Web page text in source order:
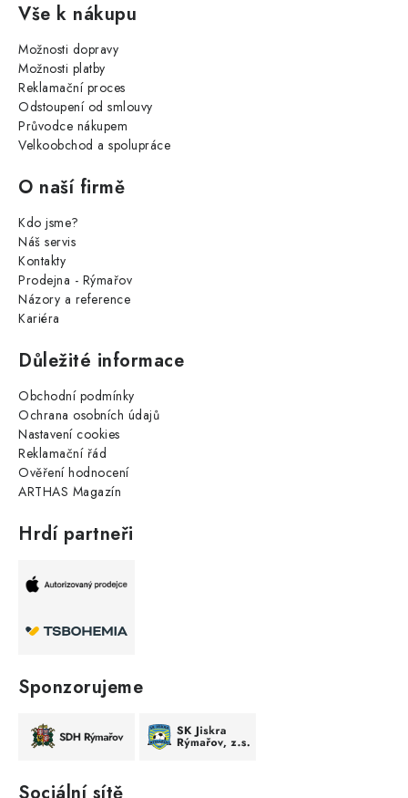
Vše k nákupu
Možnosti dopravy
Možnosti platby
Reklamační proces
Odstoupení od smlouvy
Průvodce nákupem
Velkoobchod a spolupráce
O naší firmě
Kdo jsme?
Náš servis
Kontakty
Prodejna - Rýmařov
Názory a reference
Kariéra
Důležité informace
Obchodní podmínky
Ochrana osobních údajů
Nastavení cookies
Reklamační řád
Ověření hodnocení
ARTHAS Magazín
Hrdí partneři
Sponzorujeme